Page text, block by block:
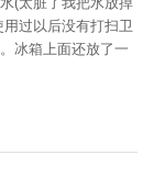
过以后没有打扫卫
冰箱上面还放了一